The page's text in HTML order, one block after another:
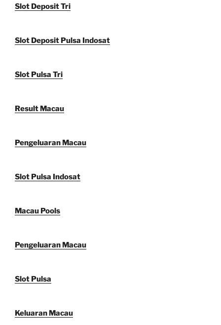
Slot Deposit Tri
Slot Deposit Pulsa Indosat
Slot Pulsa Tri
Result Macau
Pengeluaran Macau
Slot Pulsa Indosat
Macau Pools
Pengeluaran Macau
Slot Pulsa
Keluaran Macau